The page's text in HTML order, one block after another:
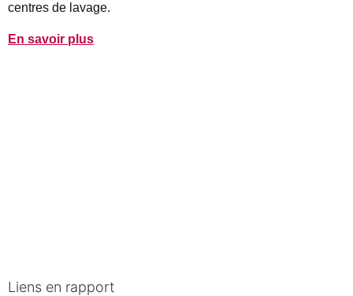
centres de lavage.
En savoir plus
Liens en rapport